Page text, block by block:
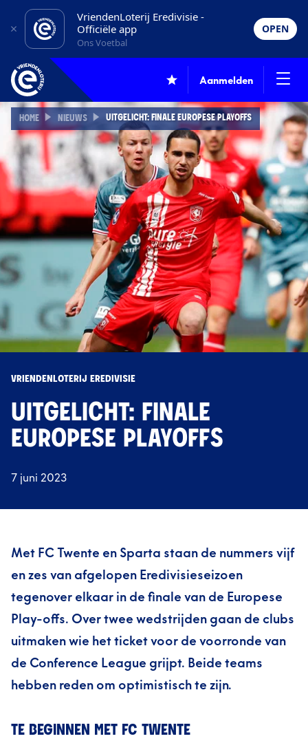
VriendenLoterij Eredivisie -
Officiële app
Ons Voetbal
OPEN
Aanmelden
HOME NIEUWS UITGELICHT: FINALE EUROPESE PLAYOFFS
VRIENDENLOTERIJ EREDIVISIE
UITGELICHT: FINALE
EUROPESE PLAYOFFS
7 juni 2023
Met FC Twente en Sparta staan de nummers vijf
en zes van afgelopen Eredivisieseizoen
tegenover elkaar in de finale van de Europese
Play-offs. Over twee wedstrijden gaan de clubs
uitmakenwie het ticket voor de voorronde van
de Conference League grijpt. Beide teams
hebben reden om optimistisch te zijn.
TE BEGINNEN MET FC TWENTE